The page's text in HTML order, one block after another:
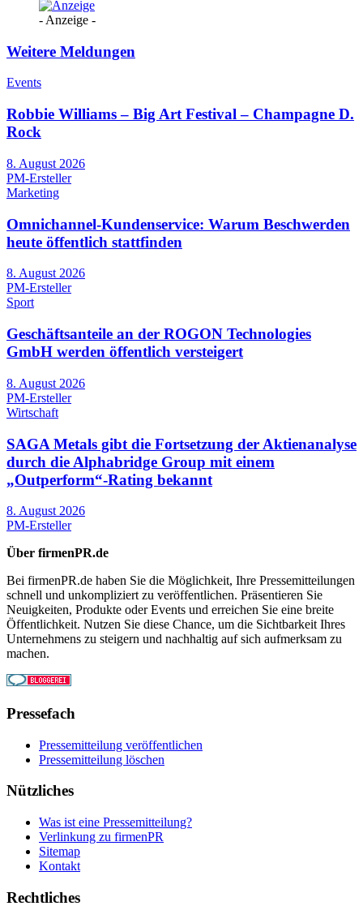
- Anzeige -
Weitere Meldungen
Events
Robbie Williams – Big Art Festival – Champagne D.
Rock
8. August 2026
PM-Ersteller
Marketing
Omnichannel-Kundenservice: Warum Beschwerden
heute öffentlich stattfinden
8. August 2026
PM-Ersteller
Sport
Geschäftsanteile an der ROGON Technologies
GmbH werden öffentlich versteigert
8. August 2026
PM-Ersteller
Wirtschaft
SAGA Metals gibt die Fortsetzung der Aktienanalyse
durch die Alphabridge Group mit einem
„Outperform“-Rating bekannt
8. August 2026
PM-Ersteller
Über firmenPR.de
Bei firmenPR.de haben Sie die Möglichkeit, Ihre Pressemitteilungen
schnell und unkompliziert zu veröffentlichen. Präsentieren Sie
Neuigkeiten, Produkte oder Events und erreichen Sie eine breite
Öffentlichkeit. Nutzen Sie diese Chance, um die Sichtbarkeit Ihres
Unternehmens zu steigern und nachhaltig auf sich aufmerksam zu
machen.
Pressefach
Pressemitteilung veröffentlichen
Pressemitteilung löschen
Nützliches
Was ist eine Pressemitteilung?
Verlinkung zu firmenPR
Sitemap
Kontakt
Rechtliches